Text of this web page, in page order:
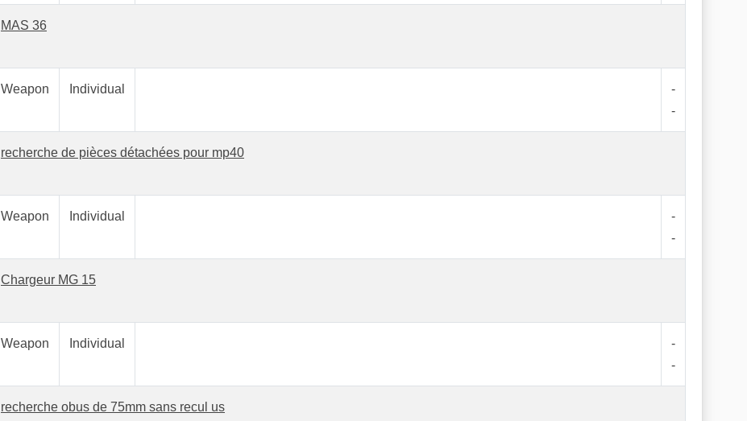
MAS 36
Weapon Individual
-
-
recherche de pièces détachées pour mp40
Weapon Individual
-
-
Chargeur MG 15
Weapon Individual
-
-
recherche obus de 75mm sans recul us